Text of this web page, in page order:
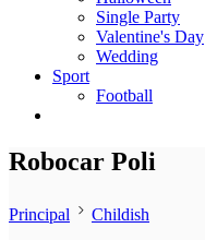
Single Party
Valentine's Day
Wedding
Sport
Football
Robocar Poli
Principal Childish